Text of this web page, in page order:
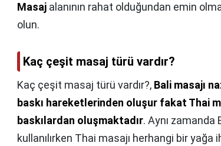
Masaj alanının rahat olduğundan emin
olun.
Kaç çeşit masaj türü vardır?
Kaç çeşit masaj türü vardır?, Bali masajı
baskı hareketlerinden oluşur fakat Thai
baskılardan oluşmaktadır. Aynı zamanda
kullanılırken Thai masajı herhangi bir